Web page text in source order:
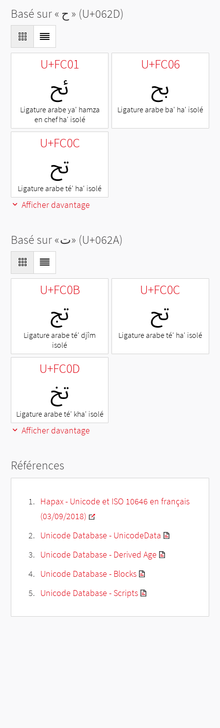
Basé sur « ح » (U+062D)
U+FC01
ﰁ
Ligature arabe ya' hamza
en chef ha' isolé
U+FC06
ﰆ
Ligature arabe ba' ha' isolé
U+FC0C
ﰌ
Ligature arabe té' ha' isolé
Afficher davantage
Basé sur «ت» (U+062A)
U+FC0B
ﰋ
Ligature arabe té' djîm
isolé
U+FC0C
ﰌ
Ligature arabe té' ha' isolé
U+FC0D
ﰍ
Ligature arabe té' kha' isolé
Afficher davantage
Références
Hapax - Unicode et ISO 10646 en français
(03/09/2018)
Unicode Database - UnicodeData
Unicode Database - Derived Age
Unicode Database - Blocks
Unicode Database - Scripts